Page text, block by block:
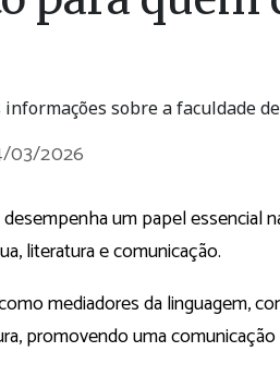
sobre a faculdade
03/2026
um papel essencial
literatura e comunicação.
mediadores da linguagem,
promovendo uma